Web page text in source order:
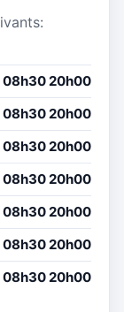
08h30 20h00
08h30 20h00
08h30 20h00
08h30 20h00
08h30 20h00
08h30 20h00
08h30 20h00